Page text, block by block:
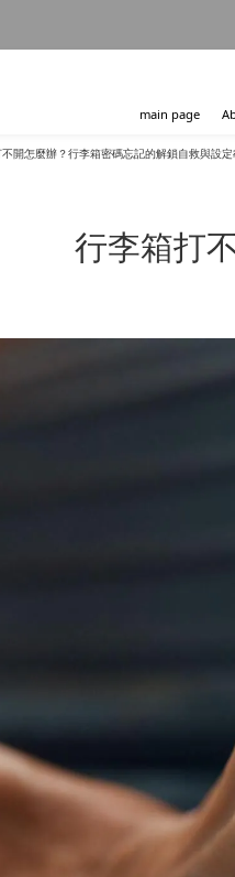
main page
開怎麼辦？行李箱密碼忘記的解鎖自救與設
行李箱打